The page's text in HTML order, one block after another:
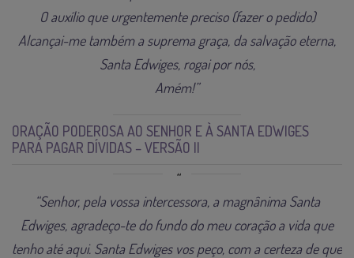
O auxílio que urgentemente preciso (fazer o pedido)
Alcançai-me também a suprema graça, da salvação eterna,
Santa Edwiges, rogai por nós,
Amém!”
ORAÇÃO PODEROSA AO SENHOR E À SANTA EDWIGES
PARA PAGAR DÍVIDAS – VERSÃO II
“Senhor, pela vossa intercessora, a magnânima Santa
Edwiges, agradeço-te do fundo do meu coração a vida que
tenho até aqui. Santa Edwiges vos peço, com a certeza de que